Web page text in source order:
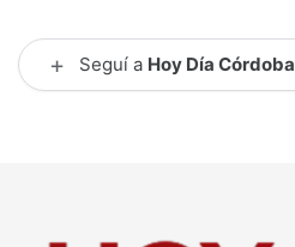
+ Seguí a Hoy Día Córdoba